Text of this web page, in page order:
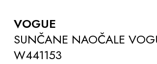
VOGUE
SUNČANE NAOČALE
W441153